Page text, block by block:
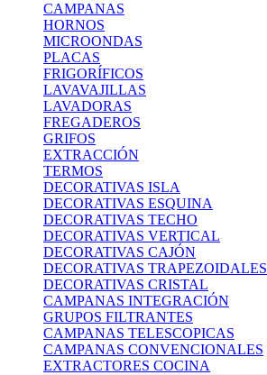
CAMPANAS
HORNOS
MICROONDAS
PLACAS
FRIGORÍFICOS
LAVAVAJILLAS
LAVADORAS
FREGADEROS
GRIFOS
EXTRACCIÓN
TERMOS
DECORATIVAS ISLA
DECORATIVAS ESQUINA
DECORATIVAS TECHO
DECORATIVAS VERTICAL
DECORATIVAS CAJÓN
DECORATIVAS TRAPEZOIDALES
DECORATIVAS CRISTAL
CAMPANAS INTEGRACIÓN
GRUPOS FILTRANTES
CAMPANAS TELESCOPICAS
CAMPANAS CONVENCIONALES
EXTRACTORES COCINA